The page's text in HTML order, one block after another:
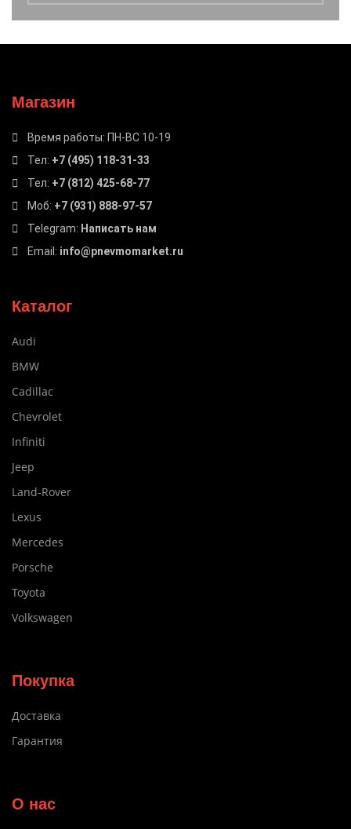
Магазин
Время работы: ПН-ВС 10-19
Тел: +7 (495) 118-31-33
Тел: +7 (812) 425-68-77
Моб: +7 (931) 888-97-57
Telegram: Написать нам
Email: info@pnevmomarket.ru
Каталог
Audi
BMW
Cadillac
Chevrolet
Infiniti
Jeep
Land-Rover
Lexus
Mercedes
Porsche
Toyota
Volkswagen
Покупка
Доставка
Гарантия
О нас